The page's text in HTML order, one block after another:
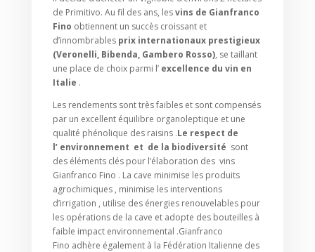
de Primitivo. Au fil des ans, lesvins de Gianfranco
Fino obtiennent un succès croissant et
d’innombrables prix internationaux prestigieux
(Veronelli, Bibenda, Gambero Rosso), se taillant
une place de choix parmi l’ excellence du vin en
Italie .
Les rendements sont très faibles et sont compensés
par un excellent équilibre organoleptique et une
qualité phénolique des raisins .Le respect de
l’ environnement et de la biodiversité sont
des éléments clés pour l’élaboration des vins
Gianfranco Fino . La cave minimise les produits
agrochimiques , minimise les interventions
d’irrigation , utilise des énergies renouvelables pour
les opérations de la cave et adopte des bouteilles à
faible impact environnemental .Gianfranco
Fino adhère également à la Fédération Italienne des